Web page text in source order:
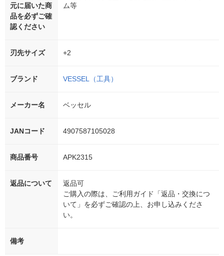
元に届いた商
品を必ずご確
認ください
ム等
刃先サイズ +2
ブランド VESSEL（工具）
メーカー名 ベッセル
JANコード 4907587105028
商品番号 APK2315
返品について
返品可
ご購入の際は、ご利用ガイド「返品・交換につ
いて」を必ずご確認の上、お申し込みくださ
い。
備考